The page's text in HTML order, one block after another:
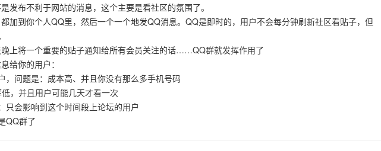
发布不利于网站的消息，这个主要是看社区的氛围了。
加到你个人QQ里，然后一个一个地发QQ消息。QQ是即时的，用户不会每分钟刷新社区看贴子，但
上将一个重要的贴子通知给所有会员关注的话……QQ群就发挥作用了
给你的用户：
，问题是：成本高、并且你没有那么多手机号码
，并且用户可能几天才看一次
只会影响到这个时间段上论坛的用户
QQ群了